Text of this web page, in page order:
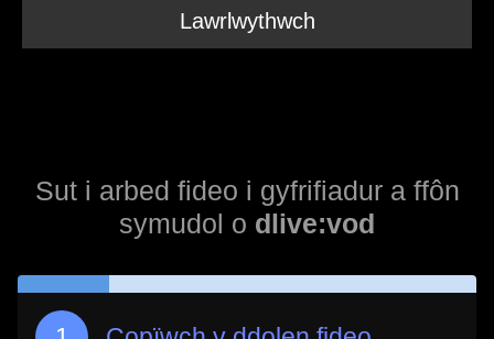
Lawrlwythwch
Sut i arbed fideo i gyfrifiadur a ffôn
symudol o dlive:vod